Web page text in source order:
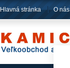
Hlavná stránka O nás